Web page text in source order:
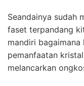
Seandainya sudah
faset terpandang
mandiri
pemanfaatan
melancarkan